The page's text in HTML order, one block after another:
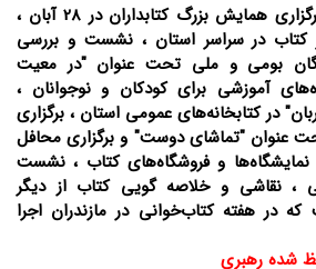
او در ادامه یادآور شد: برگزاری همایش بزرگ کتابداران در 28 آبان ،
کتاب در سراسر استان ، نشست و بررسی
بومی و ملی تحت عنوان "در معیت
آموزشی برای کودکان و نوجوانان ،
در کتابخانه‌های عمومی استان ، برگزاری
عنوان "تماشای دوست" و برگزاری محافل
و فروشگاه‌های کتاب ، نشست
، نقاشی و خلاصه گویی کتاب از دیگر
در هفته کتاب‌خوانی در مازندران اجرا
شده رهبری